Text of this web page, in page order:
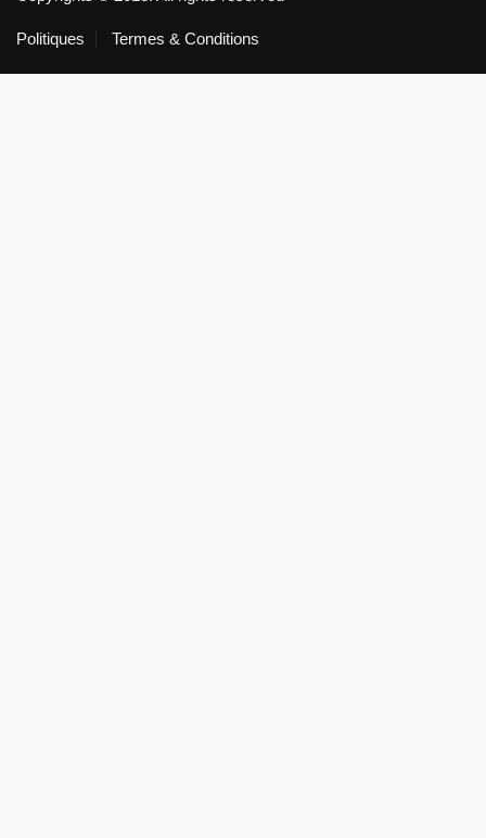
Politiques Termes & Conditions